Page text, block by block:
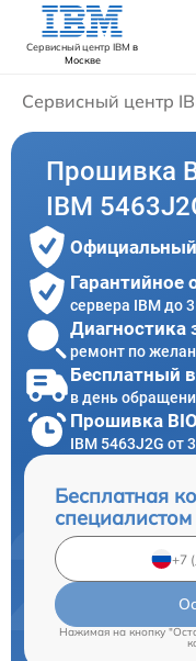
Сервисный центр IBM в
Москве
Сервисный центр
Прошивка
IBM
Гарантийное
сервера IBM до
Диагностика
ремонт по
Бесплатный
в день
Прошивка
IBM 5463J2G от
Бесплатная
специалистом
Нажимая на кнопку